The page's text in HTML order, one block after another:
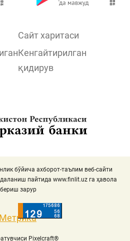
Сайт харитаси
Кенгайтирилган
қидирув
бўйича ахборот-таълим веб-сайти
пайтида www.finlit.uz га ҳавола
бериш зарур
Pixelcraft®